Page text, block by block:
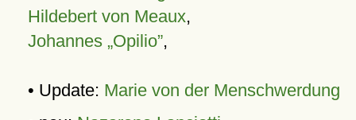
Hildebert von Meaux,
Johannes „Opilio”,
• Update: Marie von der Menschwerdung